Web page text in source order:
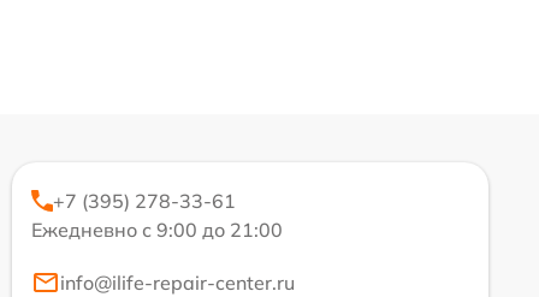
+7 (395) 278-33-61
Ежедневно с 9:00 до 21:00
info@ilife-repair-center.ru